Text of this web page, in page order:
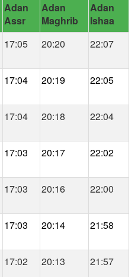
Adan
Assr
Adan
Maghrib
Adan
Ishaa
17:05 20:20 22:07
17:04 20:19 22:05
17:04 20:18 22:04
17:03 20:17 22:02
17:03 20:16 22:00
17:03 20:14 21:58
17:02 20:13 21:57